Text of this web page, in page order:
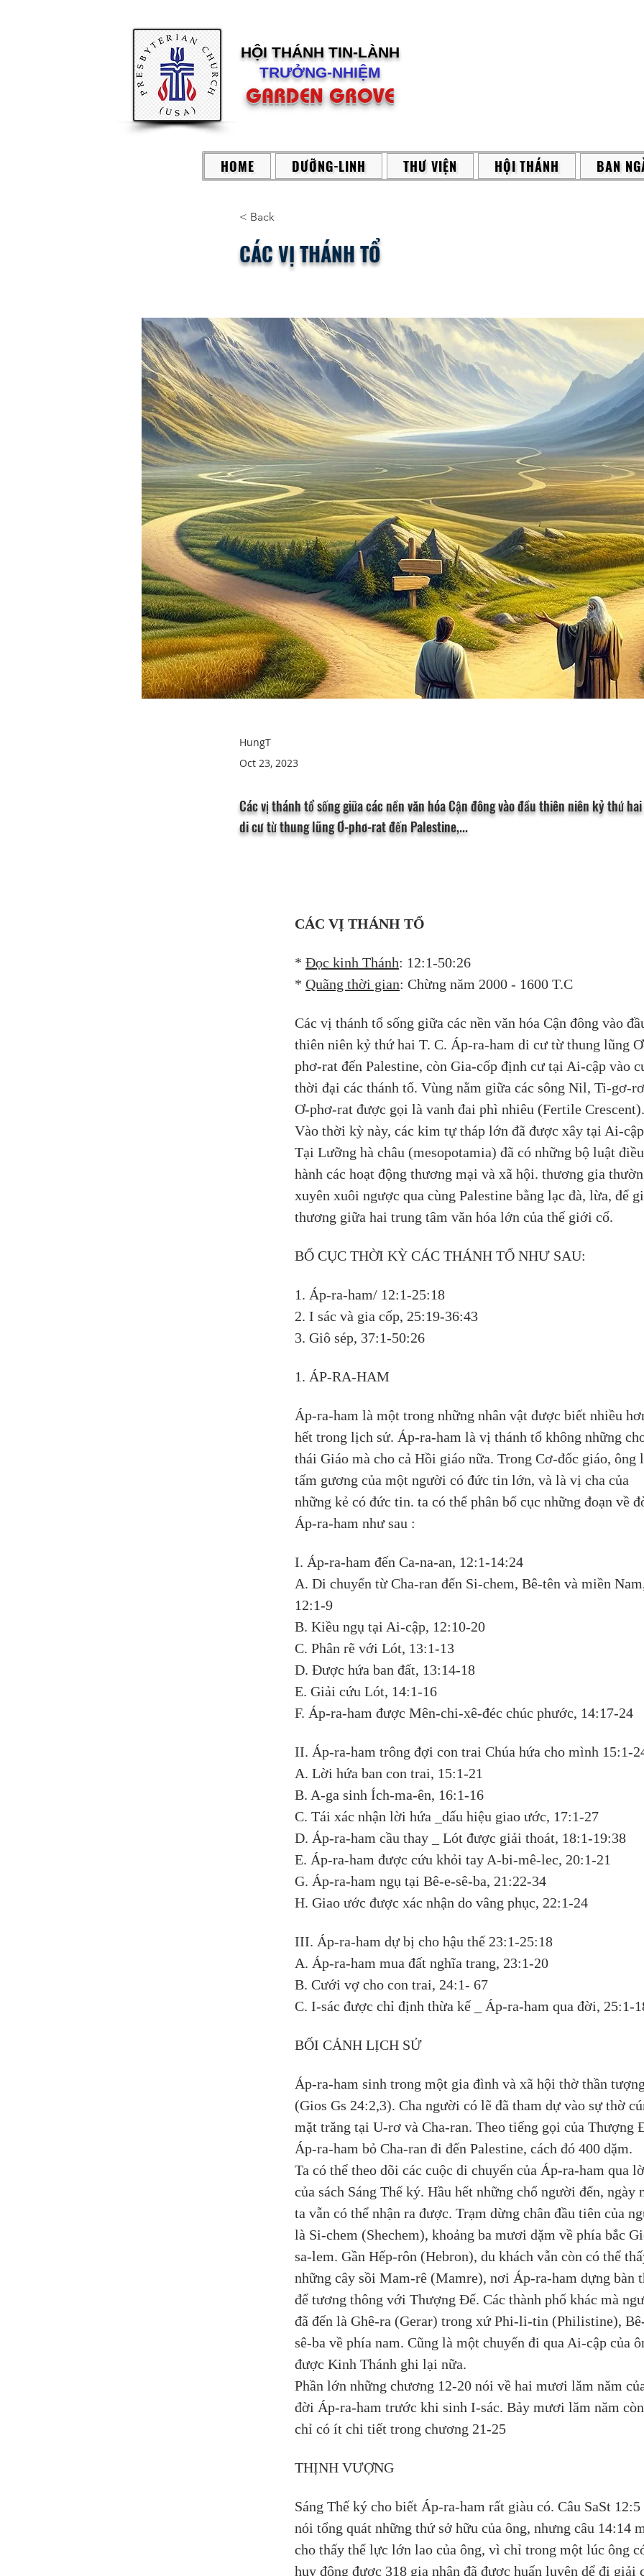
HỘI THÁNH TIN-LÀNH
TRƯỞNG-NHIỆM
GARDEN GROVE
HOME DƯỠNG-LINH THƯ VIỆN HỘI THÁNH BAN
< Back
CÁC VỊ THÁNH TỔ
HungT
Oct 23, 2023
Các vị thánh tổ sống giữa các nền văn hóa Cận đông vào đầu thiên niên kỷ thứ
di cư từ thung lũng Ơ-phơ-rat đến Palestine,...
CÁC VỊ THÁNH TỔ
* Đọc kinh Thánh: 12:1-50:26
* Quãng thời gian: Chừng năm 2000 - 1600 T.C
Các vị thánh tổ sống giữa các nền văn hóa Cận đông vào
thiên niên kỷ thứ hai T. C. Áp-ra-ham di cư từ thung lũng
phơ-rat đến Palestine, còn Gia-cốp định cư tại Ai-cập vào
thời đại các thánh tổ. Vùng nằm giữa các sông Nil, Ti-gơ-
Ơ-phơ-rat được gọi là vanh đai phì nhiêu (Fertile Crescent).
Vào thời kỳ này, các kim tự tháp lớn đã được xây tại Ai-
Tại Lưỡng hà châu (mesopotamia) đã có những bộ luật
hành các hoạt động thương mại và xã hội. thương gia
xuyên xuôi ngược qua cùng Palestine bằng lạc đà, lừa, để
thương giữa hai trung tâm văn hóa lớn của thế giới cổ.
BỐ CỤC THỜI KỲ CÁC THÁNH TỔ NHƯ SAU:
1. Áp-ra-ham/ 12:1-25:18
2. I sác và gia cốp, 25:19-36:43
3. Giô sép, 37:1-50:26
1. ÁP-RA-HAM
Áp-ra-ham là một trong những nhân vật được biết nhiều
hết trong lịch sử. Áp-ra-ham là vị thánh tổ không những
thái Giáo mà cho cả Hồi giáo nữa. Trong Cơ-đốc giáo, ông
tấm gương của một người có đức tin lớn, và là vị cha của
những kẻ có đức tin. ta có thể phân bố cục những đoạn về
Áp-ra-ham như sau :
I. Áp-ra-ham đến Ca-na-an, 12:1-14:24
A. Di chuyển từ Cha-ran đến Si-chem, Bê-tên và miền
12:1-9
B. Kiều ngụ tại Ai-cập, 12:10-20
C. Phân rẽ với Lót, 13:1-13
D. Được hứa ban đất, 13:14-18
E. Giải cứu Lót, 14:1-16
F. Áp-ra-ham được Mên-chi-xê-đéc chúc phước, 14:17-24
II. Áp-ra-ham trông đợi con trai Chúa hứa cho mình 15:1-
A. Lời hứa ban con trai, 15:1-21
B. A-ga sinh Ích-ma-ên, 16:1-16
C. Tái xác nhận lời hứa _dấu hiệu giao ước, 17:1-27
D. Áp-ra-ham cầu thay _ Lót được giải thoát, 18:1-19:38
E. Áp-ra-ham được cứu khỏi tay A-bi-mê-lec, 20:1-21
G. Áp-ra-ham ngụ tại Bê-e-sê-ba, 21:22-34
H. Giao ước được xác nhận do vâng phục, 22:1-24
III. Áp-ra-ham dự bị cho hậu thế 23:1-25:18
A. Áp-ra-ham mua đất nghĩa trang, 23:1-20
B. Cưới vợ cho con trai, 24:1- 67
C. I-sác được chỉ định thừa kế _ Áp-ra-ham qua đời, 25:1-
BỐI CẢNH LỊCH SỬ
Áp-ra-ham sinh trong một gia đình và xã hội thờ thần
(Gios Gs 24:2,3). Cha người có lẽ đã tham dự vào sự thờ
mặt trăng tại U-rơ và Cha-ran. Theo tiếng gọi của Thượng
Áp-ra-ham bỏ Cha-ran đi đến Palestine, cách đó 400 dặm.
Ta có thể theo dõi các cuộc di chuyển của Áp-ra-ham qua
của sách Sáng Thế ký. Hầu hết những chổ người đến, ngày
ta vẫn có thể nhận ra được. Trạm dừng chân đầu tiên của
là Si-chem (Shechem), khoảng ba mươi dặm về phía bắc
sa-lem. Gần Hếp-rôn (Hebron), du khách vẫn còn có thể
những cây sồi Mam-rê (Mamre), nơi Áp-ra-ham dựng bàn
để tương thông với Thượng Đế. Các thành phố khác mà
đã đến là Ghê-ra (Gerar) trong xứ Phi-li-tin (Philistine),
sê-ba về phía nam. Cũng là một chuyến đi qua Ai-cập của
được Kinh Thánh ghi lại nữa.
Phần lớn những chương 12-20 nói về hai mươi lăm năm
đời Áp-ra-ham trước khi sinh I-sác. Bảy mươi lăm năm
chỉ có ít chi tiết trong chương 21-25
THỊNH VƯỢNG
Sáng Thế ký cho biết Áp-ra-ham rất giàu có. Câu SaSt
nói tổng quát những thứ sở hữu của ông, nhưng câu 14:14
cho thấy thế lực lớn lao của ông, vì chỉ trong một lúc ông
huy động được 318 gia nhân đã được huấn luyện dể đi giải